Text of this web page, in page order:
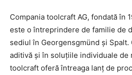
Compania toolcraft AG, fondată în
este o întreprindere de familie de
sediul în Georgensgmünd și
aditivă și în soluțiile individuale de
toolcraft oferă întreaga lanț de